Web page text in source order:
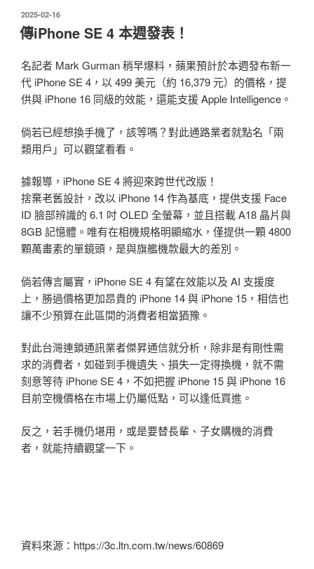
發
佈
於
2025-02-16
傳iPhone SE 4 本週發表！
名記者 Mark Gurman 稍早爆料，蘋果預計於本週發布新一
代 iPhone SE 4，以 499 美元（約 16,379 元）的價格，提
供與 iPhone 16 同級的效能，還能支援 Apple Intelligence。
倘若已經想換手機了，該等嗎？對此通路業者就點名「兩
類用戶」可以觀望看看。
據報導，iPhone SE 4 將迎來跨世代改版！
捨棄老舊設計，改以 iPhone 14 作為基底，提供支援 Face
ID 臉部辨識的 6.1 吋 OLED 全螢幕，並且搭載 A18 晶片與
8GB 記憶體。唯有在相機規格明顯縮水，僅提供一顆 4800
顆萬畫素的單鏡頭，是與旗艦機款最大的差別。
倘若傳言屬實，iPhone SE 4 有望在效能以及 AI 支援度
上，勝過價格更加昂貴的 iPhone 14 與 iPhone 15，相信也
讓不少預算在此區間的消費者相當猶豫。
對此台灣連鎖通訊業者傑昇通信就分析，除非是有剛性需
求的消費者，如碰到手機遺失、損失一定得換機，就不需
刻意等待 iPhone SE 4，不如把握 iPhone 15 與 iPhone 16
目前空機價格在市場上仍屬低點，可以逢低買進。
反之，若手機仍堪用，或是要替長輩、子女購機的消費
者，就能持續觀望一下。
資料來源：https://3c.ltn.com.tw/news/60869